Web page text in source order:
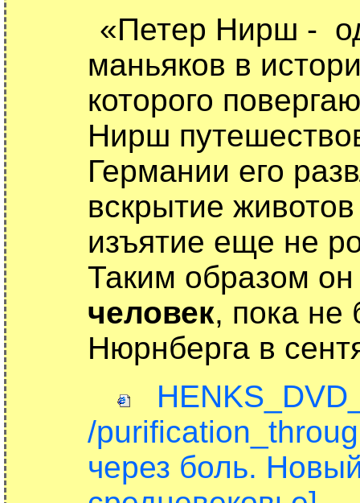
«Петер Нирш -
маньяков в
которого
Нирш
Германии его
вскрытие
изъятие еще не
Таким образом
человек, пока не
Нюрнберга в
/
через боль.